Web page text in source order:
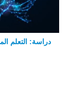
دراسة: التعلم